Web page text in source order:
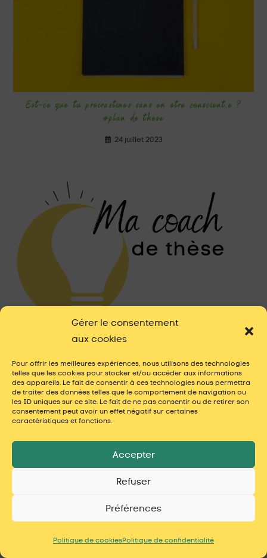
Gérer le consentement
aux cookies
Pour offrir les meilleures expériences, nous utilisons des technologies
telles que les cookies pour stocker et/ou accéder aux informations
des appareils. Le fait de consentir à ces technologies nous permettra
de traiter des données telles que le comportement de navigation ou
les ID uniques sur ce site. Le fait de ne pas consentir ou de retirer son
consentement peut avoir un effet négatif sur certaines
caractéristiques et fonctions.
Accepter
Refuser
Préférences
Politique de cookiesPolitique de confidentialité
Est-ce que tu procrastines sans en être conscient.e ?
#plan de thèse
24 juillet 2023
Derniers articles
Poser ses limites pendant sa thèse
5 pas à appliquer pour l’étape de relecture
Travailler sur la thèse : organiser son temps efficacement
(pomodoro)
L’importance de « parler » en thèse